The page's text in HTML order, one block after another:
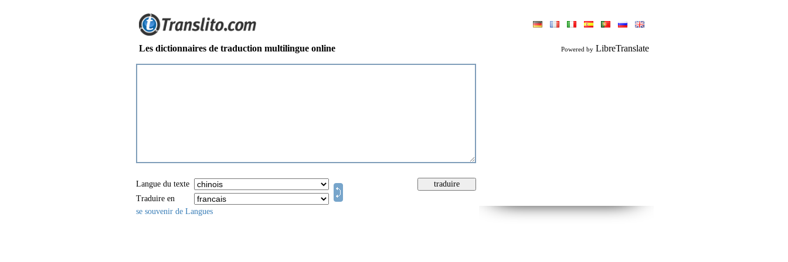
Les dictionnaires de traduction multilingue online Powered by LibreTranslate
Langue du texte
Traduire en
se souvenir de Langues